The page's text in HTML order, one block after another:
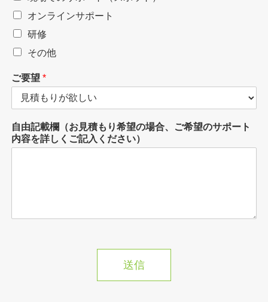
オンラインサポート
研修
その他
ご要望 *
自由記載欄（お見積もり希望の場合、ご希望のサポート
内容を詳しくご記入ください）
送信